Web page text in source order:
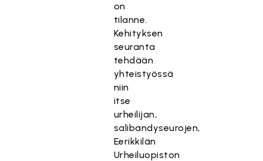
on
tilanne.
Kehityksen
seuranta
tehdään
yhteistyössä
niin
itse
urheilijan,
salibandyseurojen,
Eerikkilän
Urheiluopiston